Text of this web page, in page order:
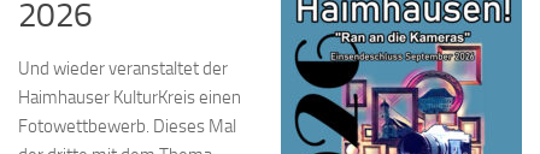
2026
Und wieder veranstaltet der
Haimhauser KulturKreis einen
Fotowettbewerb. Dieses Mal